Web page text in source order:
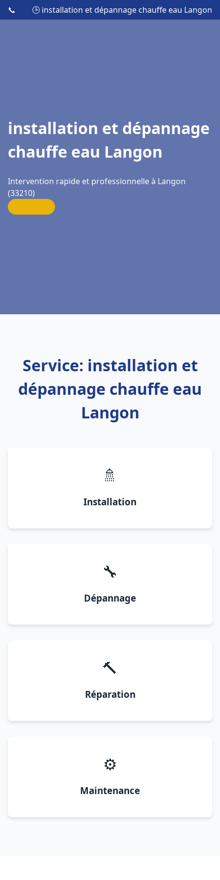
📞 🕒 installation et dépannage chauffe eau Langon
installation et dépannage
chauffe eau Langon
Intervention rapide et professionnelle à Langon
(33210)
Service: installation et
dépannage chauffe eau
Langon
🚿
Installation
🔧
Dépannage
🔨
Réparation
⚙️
Maintenance